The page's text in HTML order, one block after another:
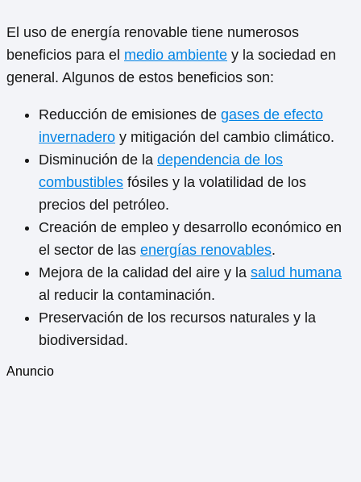
El uso de energía renovable tiene numerosos
beneficios para el medio ambiente y la sociedad en
general. Algunos de estos beneficios son:
Reducción de emisiones de gases de efecto
invernadero y mitigación del cambio climático.
Disminución de la dependencia de los
combustibles fósiles y la volatilidad de los
precios del petróleo.
Creación de empleo y desarrollo económico en
el sector de las energías renovables.
Mejora de la calidad del aire y la salud humana
al reducir la contaminación.
Preservación de los recursos naturales y la
biodiversidad.
Anuncio